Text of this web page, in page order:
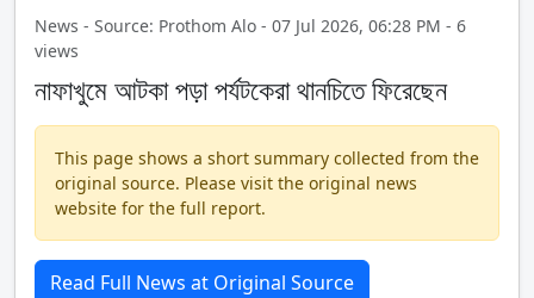
News - Source: Prothom Alo - 07 Jul 2026, 06:28 PM - 6
views
নাফাখুমে আটকা পড়া পর্যটকেরা থানচিতে ফিরেছেন
This page shows a short summary collected from the
original source. Please visit the original news
website for the full report.
Read Full News at Original Source